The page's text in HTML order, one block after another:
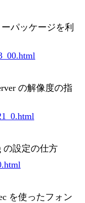
パッケージを利
の解像度の指
の設定の仕方
を使ったフォン